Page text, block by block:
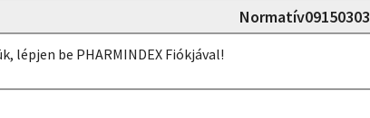
Normatív09150303
lépjen be PHARMINDEX Fiókjával!